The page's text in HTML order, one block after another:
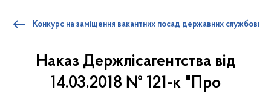
Конкурс на заміщення вакантних посад державних службовців
Наказ Держлісагентства від
14.03.2018 № 121-к "Про